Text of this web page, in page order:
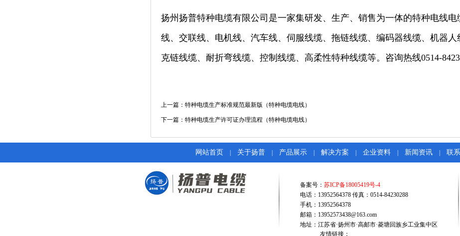
扬州扬普特种电缆有限公司是一家集研发、生产、销售为一体的特种电线
线、交联线、电机线、汽车线、伺服线缆、拖链线缆、编码器线缆、机器
克链线缆、耐折弯线缆、控制线缆、高柔性特种线缆等。咨询热线0514-
上一篇：特种电缆生产标准规范最新版（特种电缆电线）
下一篇：特种电缆生产许可证办理流程（特种电缆电线）
网站首页 关于扬普 产品展示 解决方案 企业资料 新闻资讯 联
备案号： 苏ICP备18005419号-4
电话：13952564378 传真：0514-84230288
手机：13952564378
邮箱：13952573438@163.com
地址：江苏省·扬州市·高邮市·菱塘回族乡工业集中区
友情链接：